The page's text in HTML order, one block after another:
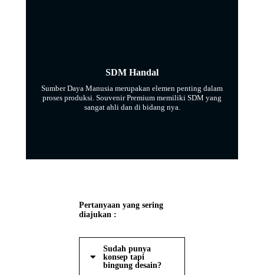
SDM Handal
Sumber Daya Manusia merupakan elemen penting dalam
proses produksi. Souvenir Premium memiliki SDM yang
sangat ahli dan di bidang nya.
Pertanyaan yang sering
diajukan :
Sudah punya
konsep tapi
bingung desain?